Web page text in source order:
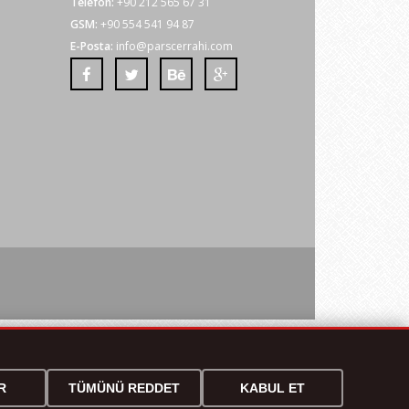
GSM: +90 554 541 94 87
E-Posta: info@parscerrahi.com
TÜMÜNÜ REDDET KABUL ET